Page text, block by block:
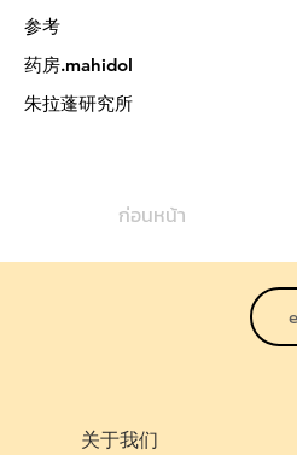
参考
药房.mahidol
朱拉蓬研究所
ก่อนหน้า
关于我们